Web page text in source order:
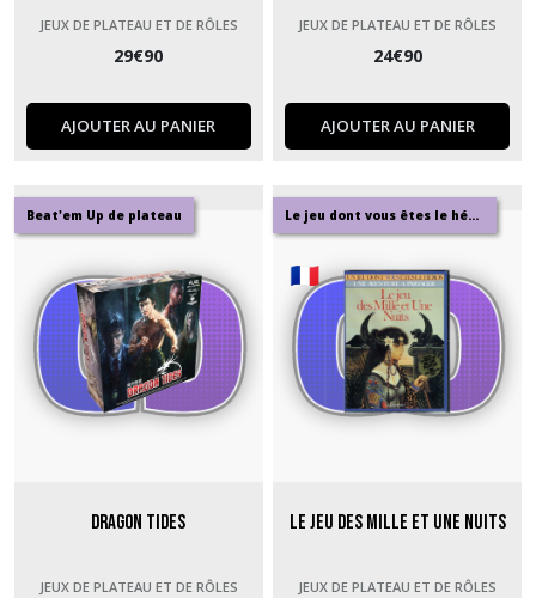
JEUX DE PLATEAU ET DE RÔLES
29€90
AJOUTER AU PANIER
JEUX DE PLATEAU ET DE RÔLES
24€90
AJOUTER AU PANIER
Beat'em Up de plateau
Dragon Tides
JEUX DE PLATEAU ET DE RÔLES
Le jeu dont vous êtes le héros
Le jeu des Mille et Une Nuits
JEUX DE PLATEAU ET DE RÔLES